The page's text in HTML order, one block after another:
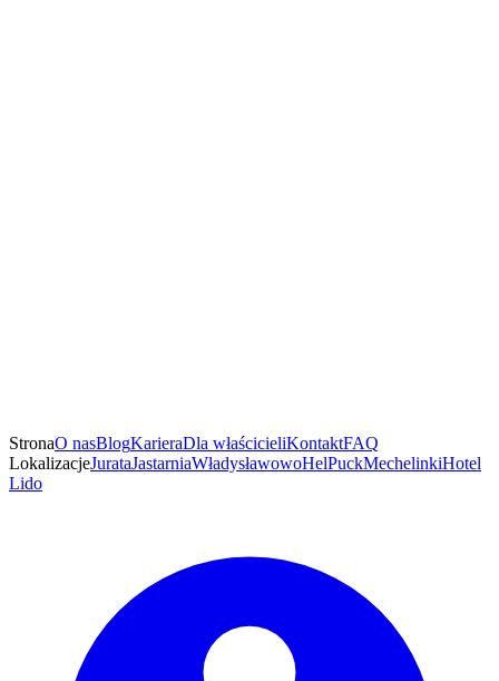
StronaO nasBlogKarieraDla właścicieliKontaktFAQ
LokalizacjeJurataJastarniaWładysławowoHelPuckMechelinkiHotel
Lido